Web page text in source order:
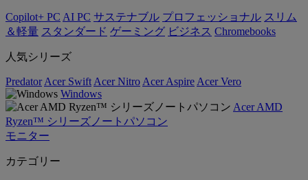
Copilot+ PC AI PC サステナブル プロフェッショナル スリム
＆軽量 スタンダード ゲーミング ビジネス Chromebooks
人気シリーズ
Predator Acer Swift Acer Nitro Acer Aspire Acer Vero
Windows
Acer AMD
Ryzen™ シリーズノートパソコン
モニター
カテゴリー